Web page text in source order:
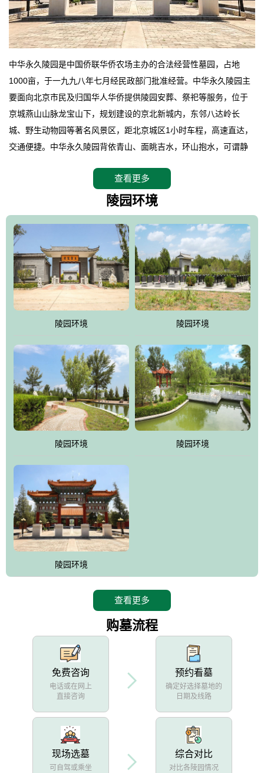
中华永久陵园是中国侨联华侨农场主办的合法经营性墓园，占地
1000亩，于一九九八年七月经民政部门批准经营。中华永久陵园主
要面向北京市民及归国华人华侨提供陵园安葬、祭祀等服务，位于
京城燕山山脉龙宝山下，规划建设的京北新城内，东邻八达岭长
城、野生动物园等著名风景区，距北京城区1小时车程，高速直达，
交通便捷。中华永久陵园背依青山、面眺吉水，环山抱水，可谓静
地。在总体设计上完全以中国传统文化作为前渠，由三条山脊环绕
而成，宛如一把太师椅，呈坐南朝北向，左青龙，右白虎，前朱
环绕挡住了外界的风吹，流动的生气遇到官厅的水又止住了，正好
符合山环水抱，藏风纳气的要求。中华永久陵园风景庄重典雅、气
势如宏，是华北地区最大的平川式墓园，陵园以皇家建筑风格为载
体吸取现代园林艺术之精华
查看更多
陵园环境
陵园环境 陵园环境
陵园环境 陵园环境
陵园环境
查看更多
购墓流程
免费咨询
电话或在网上
直接咨询
预约看墓
确定好选择墓地的
日期及线路
现场选墓
可自驾或乘坐
综合对比
对比各陵园情况